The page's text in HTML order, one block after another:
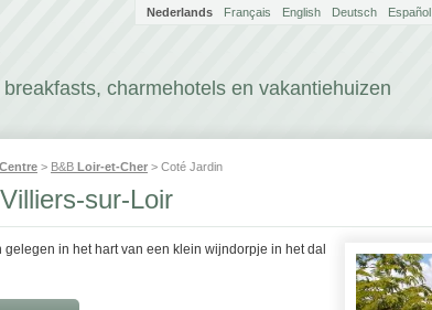
breakfasts, charmehotels en vakantiehuizen
Nederlands Français English Deutsch Español
Centre > B&B Loir-et-Cher > Coté Jardin
sur-Loir
gelegen in het hart van een klein wijndorpje in het dal